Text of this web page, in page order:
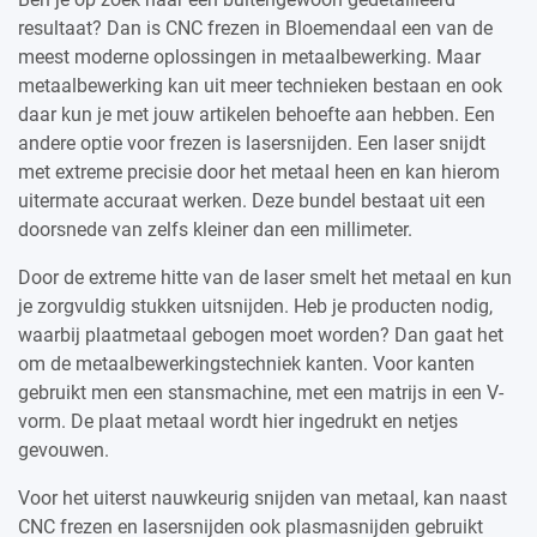
resultaat? Dan is CNC frezen in Bloemendaal een van de
meest moderne oplossingen in metaalbewerking. Maar
metaalbewerking kan uit meer technieken bestaan en ook
daar kun je met jouw artikelen behoefte aan hebben. Een
andere optie voor frezen is lasersnijden. Een laser snijdt
met extreme precisie door het metaal heen en kan hierom
uitermate accuraat werken. Deze bundel bestaat uit een
doorsnede van zelfs kleiner dan een millimeter.
Door de extreme hitte van de laser smelt het metaal en kun
je zorgvuldig stukken uitsnijden. Heb je producten nodig,
waarbij plaatmetaal gebogen moet worden? Dan gaat het
om de metaalbewerkingstechniek kanten. Voor kanten
gebruikt men een stansmachine, met een matrijs in een V-
vorm. De plaat metaal wordt hier ingedrukt en netjes
gevouwen.
Voor het uiterst nauwkeurig snijden van metaal, kan naast
CNC frezen en lasersnijden ook plasmasnijden gebruikt